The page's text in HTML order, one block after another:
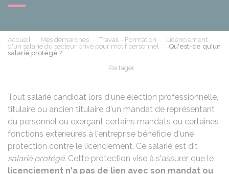
Accueil Mes démarches Travail - Formation
Licenciement
d'un salarié du secteur privé pour motif personnel
Qu'est-ce qu'un
salarié protégé ?
Partager
Tout salarié candidat lors d'une élection professionnelle,
titulaire ou ancien titulaire d'un mandat de représentant
du personnel ou exerçant certains mandats ou certaines
fonctions extérieures à l'entreprise bénéficie d'une
protection contre le licenciement. Ce salarié est dit
salarié protégé. Cette protection vise à s'assurer que le
licenciement n'a pas de lien avec son mandat ou